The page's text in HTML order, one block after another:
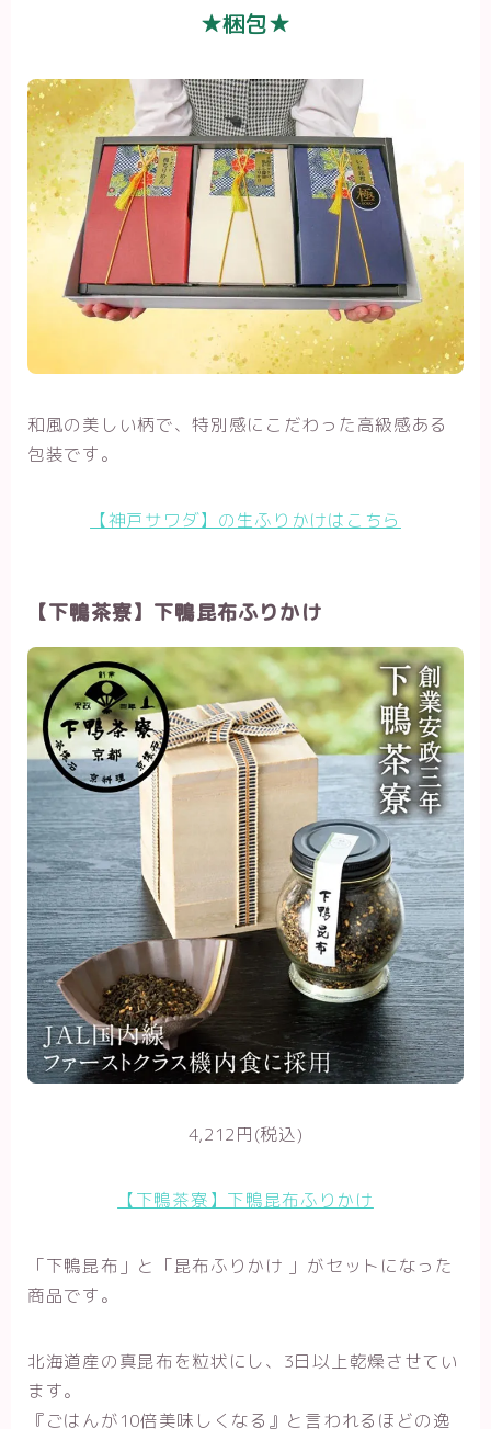
★梱包★
和風の美しい柄で、特別感にこだわった高級感ある
包装です。
【神戸サワダ】の生ふりかけはこちら
【下鴨茶寮】下鴨昆布ふりかけ
4,212円(税込)
【下鴨茶寮】下鴨昆布ふりかけ
「下鴨昆布」と「昆布ふりかけ 」がセットになった
商品です。
北海道産の真昆布を粒状にし、3日以上乾燥させてい
ます。
『ごはんが10倍美味しくなる』と言われるほどの逸